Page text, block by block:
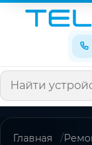
Поиск по
Главная